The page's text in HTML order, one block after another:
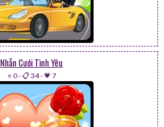
Nhẫn Cưới Tình Yêu
⭐ 0-📋 34-💗 7